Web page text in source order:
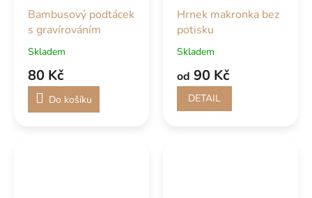
Bambusový podtácek
s gravírováním
Skladem
80 Kč
Do košíku
Hrnek makronka bez
potisku
Skladem
od 90 Kč
DETAIL